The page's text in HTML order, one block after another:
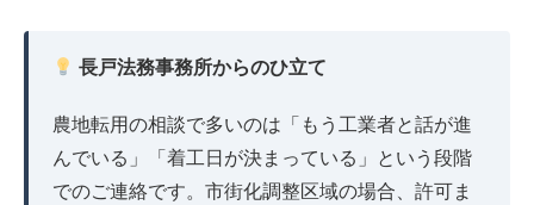
長戸法務事務所からのひ立て
農地転用の相談で多いのは「もう工業者と話が進
んでいる」「着工日が決まっている」という段階
でのご連絡です。市街化調整区域の場合、許可ま